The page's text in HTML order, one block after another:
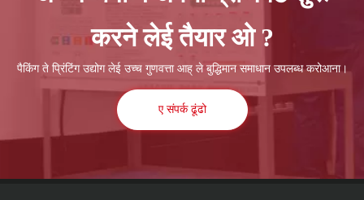
करने लेई तैयार ओ ?
पैकिंग ते प्रिंटिंग उद्योग लेई उच्च गुणवत्ता आह् ले बुद्धिमान समाधान उपलब्ध करोआना।
ए संपर्क ढूंढो